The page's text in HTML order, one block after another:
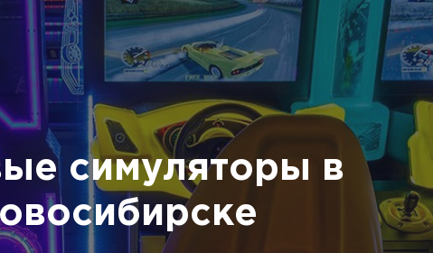
симуляторы в